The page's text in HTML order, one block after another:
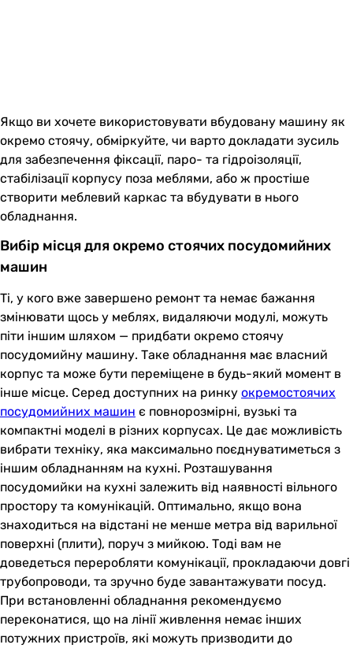
Якщо ви хочете використовувати вбудовану машину як
окремо стоячу, обміркуйте, чи варто докладати зусиль
для забезпечення фіксації, паро- та гідроізоляції,
стабілізації корпусу поза меблями, або ж простіше
створити меблевий каркас та вбудувати в нього
обладнання.
Вибір місця для окремо стоячих посудомийних
машин
Ті, у кого вже завершено ремонт та немає бажання
змінювати щось у меблях, видаляючи модулі, можуть
піти іншим шляхом — придбати окремо стоячу
посудомийну машину. Таке обладнання має власний
корпус та може бути переміщене в будь-який момент в
інше місце. Серед доступних на ринку окремостоячих
посудомийних машин є повнорозмірні, вузькі та
компактні моделі в різних корпусах. Це дає можливість
вибрати техніку, яка максимально поєднуватиметься з
іншим обладнанням на кухні. Розташування
посудомийки на кухні залежить від наявності вільного
простору та комунікацій. Оптимально, якщо вона
знаходиться на відстані не менше метра від варильної
поверхні (плити), поруч з мийкою. Тоді вам не
доведеться переробляти комунікації, прокладаючи довгі
трубопроводи, та зручно буде завантажувати посуд.
При встановленні обладнання рекомендуємо
переконатися, що на лінії живлення немає інших
потужних пристроїв, які можуть призводити до